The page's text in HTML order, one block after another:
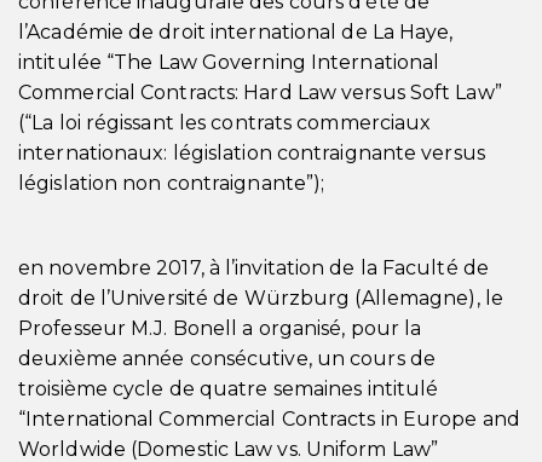
l’Académie de droit international de La Haye,
intitulée “The Law Governing International
Commercial Contracts: Hard Law versus Soft Law”
(“La loi régissant les contrats commerciaux
internationaux: législation contraignante versus
législation non contraignante”);
en novembre 2017, à l’invitation de la Faculté de
droit de l’Université de Würzburg (Allemagne), le
Professeur M.J. Bonell a organisé, pour la
deuxième année consécutive, un cours de
troisième cycle de quatre semaines intitulé
“International Commercial Contracts in Europe and
Worldwide (Domestic Law vs. Uniform Law”